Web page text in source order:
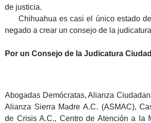
de justicia.
Chihuahua es casi el único estado
negado a crear un consejo de la
Por un Consejo de la Judicatura
Abogadas Demócratas, Alianza
Alianza Sierra Madre A.C. (ASMAC),
de Crisis A.C., Centro de Atención a la